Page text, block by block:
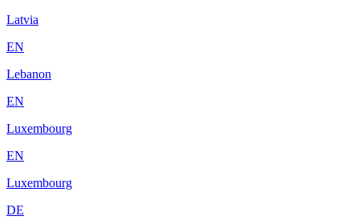
Latvia
EN
Lebanon
EN
Luxembourg
EN
Luxembourg
DE